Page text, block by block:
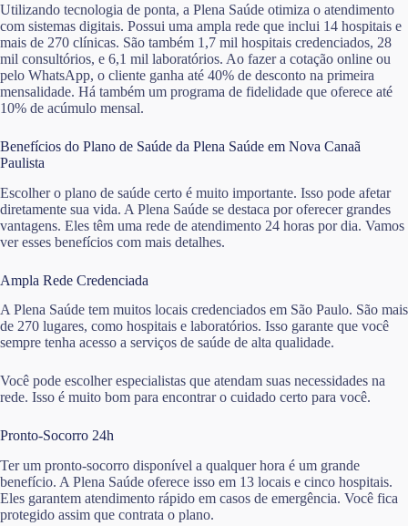
Utilizando tecnologia de ponta, a Plena Saúde otimiza o atendimento
com sistemas digitais. Possui uma ampla rede que inclui 14 hospitais e
mais de 270 clínicas. São também 1,7 mil hospitais credenciados, 28
mil consultórios, e 6,1 mil laboratórios. Ao fazer a cotação online ou
pelo WhatsApp, o cliente ganha até 40% de desconto na primeira
mensalidade. Há também um programa de fidelidade que oferece até
10% de acúmulo mensal.
Benefícios do Plano de Saúde da Plena Saúde em Nova Canaã
Paulista
Escolher o plano de saúde certo é muito importante. Isso pode afetar
diretamente sua vida. A Plena Saúde se destaca por oferecer grandes
vantagens. Eles têm uma rede de atendimento 24 horas por dia. Vamos
ver esses benefícios com mais detalhes.
Ampla Rede Credenciada
A Plena Saúde tem muitos locais credenciados em São Paulo. São mais
de 270 lugares, como hospitais e laboratórios. Isso garante que você
sempre tenha acesso a serviços de saúde de alta qualidade.
Você pode escolher especialistas que atendam suas necessidades na
rede. Isso é muito bom para encontrar o cuidado certo para você.
Pronto-Socorro 24h
Ter um pronto-socorro disponível a qualquer hora é um grande
benefício. A Plena Saúde oferece isso em 13 locais e cinco hospitais.
Eles garantem atendimento rápido em casos de emergência. Você fica
protegido assim que contrata o plano.